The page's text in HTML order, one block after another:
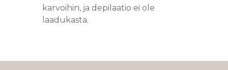
karvoihin, ja depilaatio ei ole
laadukasta.